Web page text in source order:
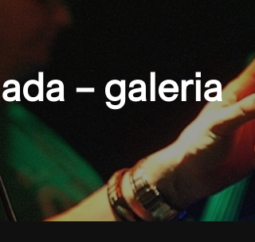
– galeria